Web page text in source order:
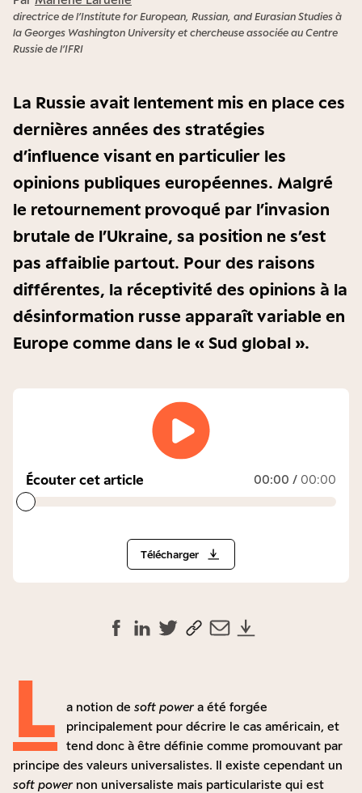
directrice de l’Institute for European, Russian, and Eurasian Studies à
la Georges Washington University et chercheuse associée au Centre
Russie de l’IFRI
La Russie avait lentement mis en place ces
dernières années des stratégies
d’influence visant en particulier les
opinions publiques européennes. Malgré
le retournement provoqué par l’invasion
brutale de l’Ukraine, sa position ne s’est
pas affaiblie partout. Pour des raisons
différentes, la réceptivité des opinions à la
désinformation russe apparaît variable en
Europe comme dans le « Sud global ».
Écouter cet article 00:00 / 00:00
Télécharger
L a notion de soft power a été forgée
principalement pour décrire le cas américain, et
tend donc à être définie comme promouvant par
principe des valeurs universalistes. Il existe cependant un
soft power non universaliste mais particulariste qui est